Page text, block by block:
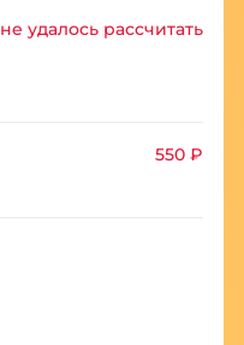
не удалось рассчитать
550 ₽